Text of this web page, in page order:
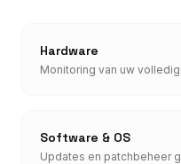
Hardware
Monitoring van uw
Software & OS
Updates en patchbeheer